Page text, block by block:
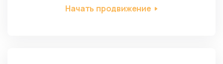
Начать продвижение